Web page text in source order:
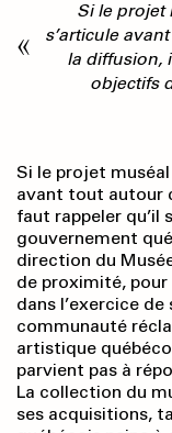
Si le projet
s’articule
la diffusion,
objectifs
Si le projet
avant tout autour
faut rappeler qu’il
gouvernement
direction du
de proximité, pour
dans l’exercice
communauté
artistique
parvient pas à
La collection du
ses acquisitions,